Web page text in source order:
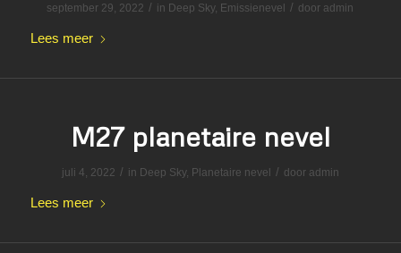
september 29, 2022 / in Deep Sky, Emissienevel / door admin
Lees meer
M27 planetaire nevel
juli 4, 2022 / in Deep Sky, Planetaire nevel / door admin
Lees meer